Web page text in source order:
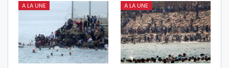
A LA UNE A LA UNE